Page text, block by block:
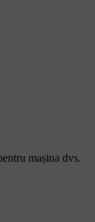
mașina dvs.